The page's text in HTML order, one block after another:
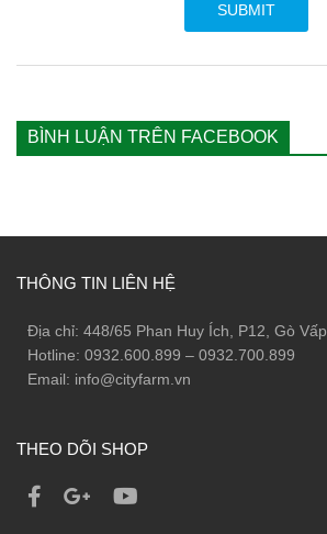
BÌNH LUẬN TRÊN FACEBOOK
THÔNG TIN LIÊN HỆ
Địa chỉ: 448/65 Phan Huy Ích, P12, Gò Vấp
Hotline: 0932.600.899 – 0932.700.899
Email: info@cityfarm.vn
THEO DÕI SHOP